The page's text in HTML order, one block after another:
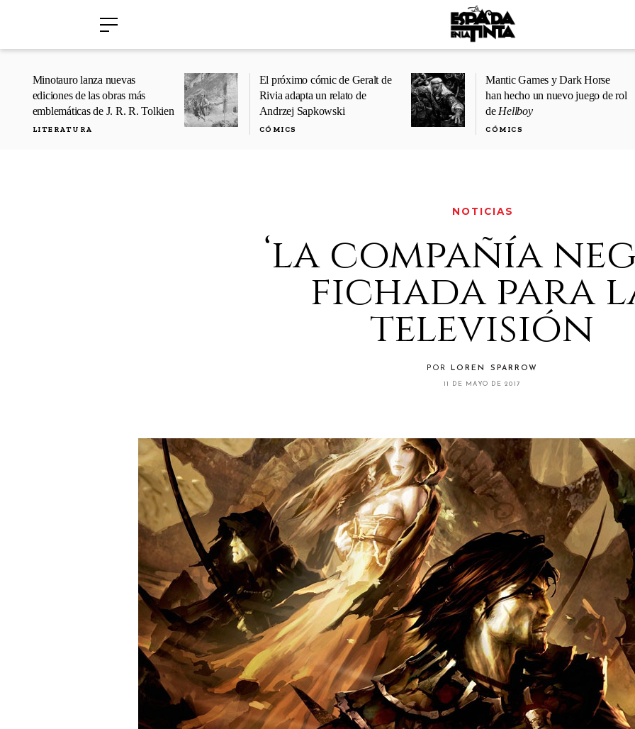
Minotauro lanza nuevas
ediciones de las obras más
emblemáticas de J. R. R. Tolkien
LITERATURA
El próximo cómic de Geralt de
Rivia adapta un relato de
Andrzej Sapkowski
CÓMICS
Mantic Games y Dark Horse
han hecho un nuevo juego de rol
de Hellboy
CÓMICS
NOTICIAS
‘la compañía
fichada para
televisión
POR LOREN SPARROW
11 DE MAYO DE 2017
›